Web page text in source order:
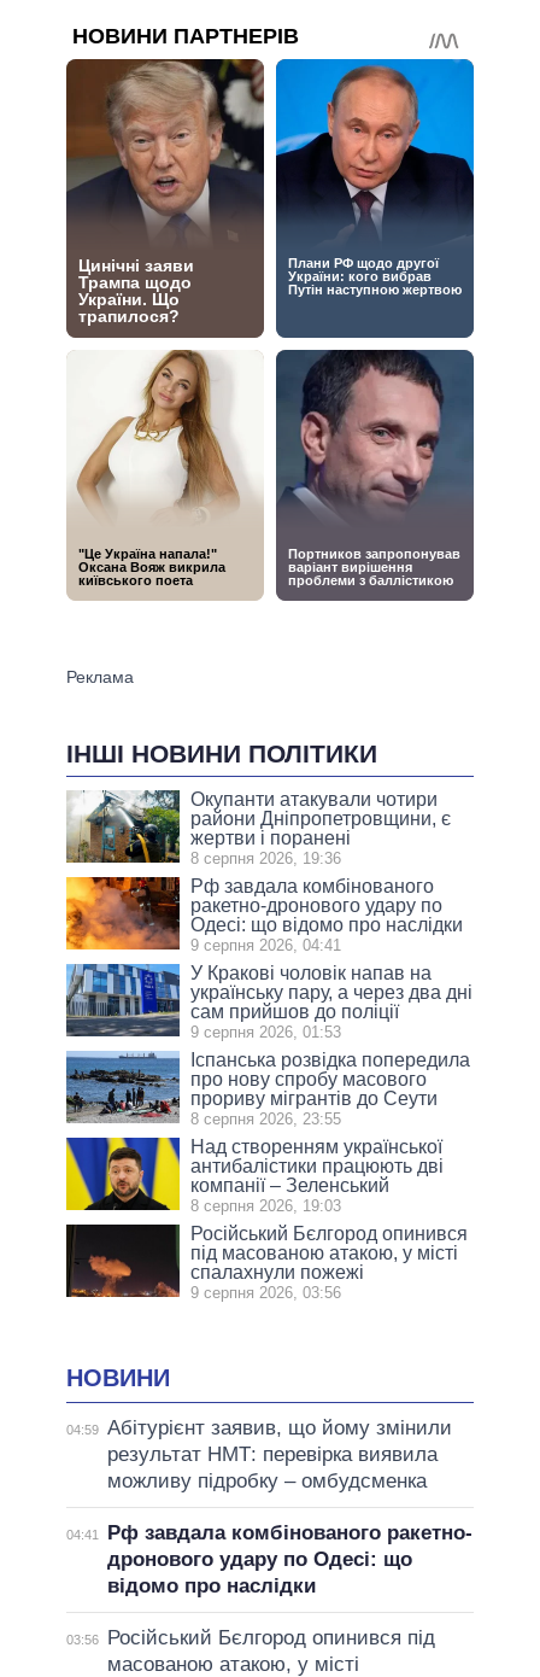
ІНШІ НОВИНИ ПОЛІТИКИ
Окупанти атакували чотири
райони Дніпропетровщини, є
жертви і поранені
8 серпня 2026, 19:36
Рф завдала комбінованого
ракетно-дронового удару по
Одесі: що відомо про наслідки
9 серпня 2026, 04:41
У Кракові чоловік напав на
українську пару, а через два дні
сам прийшов до поліції
9 серпня 2026, 01:53
Іспанська розвідка попередила
про нову спробу масового
прориву мігрантів до Сеути
8 серпня 2026, 23:55
Над створенням української
антибалістики працюють дві
компанії – Зеленський
8 серпня 2026, 19:03
Російський Бєлгород опинився
під масованою атакою, у місті
спалахнули пожежі
9 серпня 2026, 03:56
НОВИНИ
04:59 Абітурієнт заявив, що йому змінили
результат НМТ: перевірка виявила
можливу підробку – омбудсменка
04:41
Рф завдала комбінованого ракетно-
дронового удару по Одесі: що
відомо про наслідки
03:56
Російський Бєлгород опинився під
масованою атакою, у місті